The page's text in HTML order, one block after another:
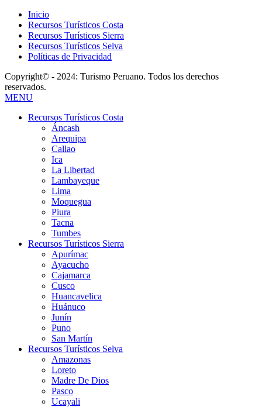
Inicio
Recursos Turísticos Costa
Recursos Turísticos Sierra
Recursos Turísticos Selva
Políticas de Privacidad
Copyright© - 2024: Turismo Peruano. Todos los derechos
reservados.
MENU
Recursos Turísticos Costa
Áncash
Arequipa
Callao
Ica
La Libertad
Lambayeque
Lima
Moquegua
Piura
Tacna
Tumbes
Recursos Turísticos Sierra
Apurímac
Ayacucho
Cajamarca
Cusco
Huancavelica
Huánuco
Junín
Puno
San Martín
Recursos Turísticos Selva
Amazonas
Loreto
Madre De Dios
Pasco
Ucayali